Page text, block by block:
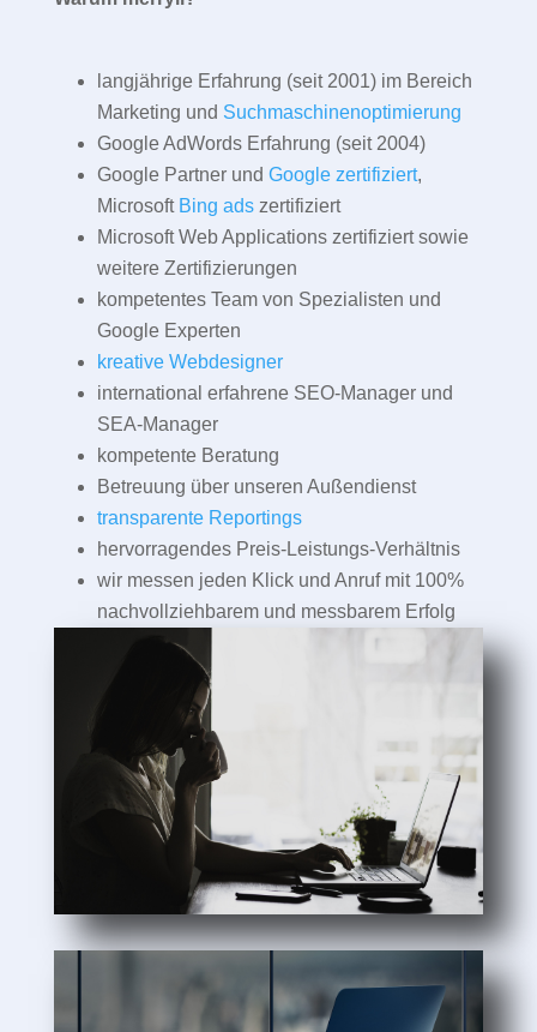
langjährige Erfahrung (seit 2001) im Bereich
Marketing und Suchmaschinenoptimierung
Google AdWords Erfahrung (seit 2004)
Google Partner und Google zertifiziert,
Microsoft Bing adszertifiziert
Microsoft Web Applications zertifiziert sowie
weitere Zertifizierungen
kompetentes Team von Spezialisten und
Google Experten
kreative Webdesigner
international erfahrene SEO-Manager und
SEA-Manager
kompetente Beratung
Betreuung über unseren Außendienst
transparente Reportings
hervorragendes Preis-Leistungs-Verhältnis
wir messen jeden Klick und Anruf mit 100%
nachvollziehbarem und messbarem Erfolg